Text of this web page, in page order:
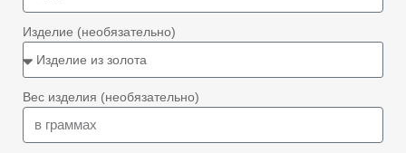
Изделие (необязательно)
Вес изделия (необязательно)